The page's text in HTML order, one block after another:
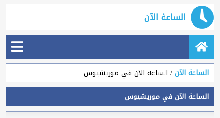
الساعة الآن
الساعة الآن الساعة الآن في موريشيوس
الساعة الآن في موريشيوس